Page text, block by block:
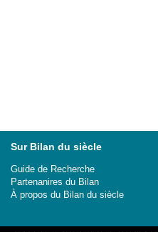
Sur Bilan du siècle
Guide de Recherche
Partenanires du Bilan
À propos du Bilan du siècle